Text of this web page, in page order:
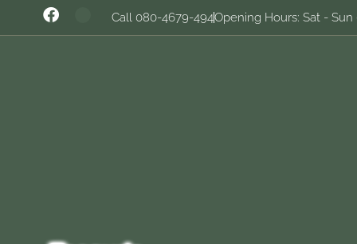
Call 080-4679-494Opening Hours: Sat - Sun